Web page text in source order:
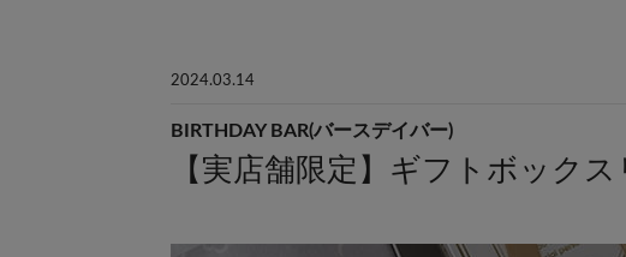
2024.03.14
BIRTHDAY BAR(バースデイバー)
【実店舗限定】ギフトボック